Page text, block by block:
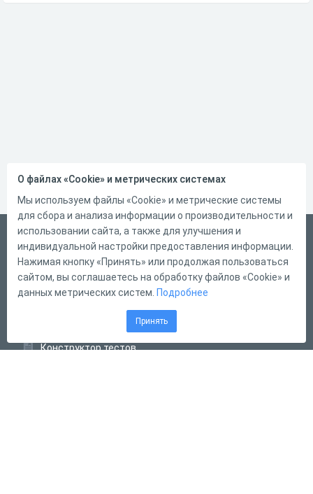
Русский
Справка
Форма обратной связи
Конструктор тестов
О файлах «Cookie» и метрических системах
Мы используем файлы «Cookie» и метрические системы
для сбора и анализа информации о производительности и
использовании сайта, а также для улучшения и
индивидуальной настройки предоставления информации.
Нажимая кнопку «Принять» или продолжая пользоваться
сайтом, вы соглашаетесь на обработку файлов «Cookie» и
данных метрических систем. Подробнее
Принять